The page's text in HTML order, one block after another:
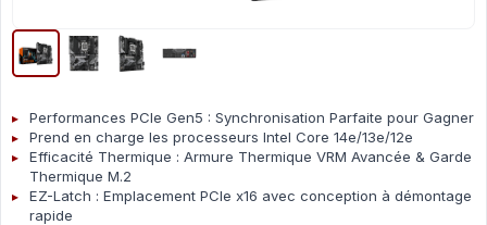
Performances PCIe Gen5 : Synchronisation Parfaite pour Gagner
Prend en charge les processeurs Intel Core 14e/13e/12e
Efficacité Thermique : Armure Thermique VRM Avancée & Garde
Thermique M.2
EZ-Latch : Emplacement PCIe x16 avec conception à démontage
rapide